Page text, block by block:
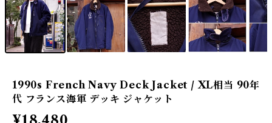
1990s French Navy Deck Jacket / XL相当 90年
代 フランス海軍 デッキ ジャケット